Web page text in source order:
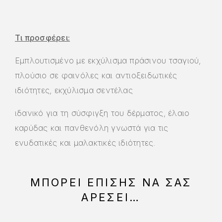
Τι προσφέρει:
Εμπλουτισμένο με εκχύλισμα πράσινου τσαγιού,
πλούσιο σε φαινόλες και αντιοξειδωτικές
ιδιότητες, εκχύλισμα σεντέλας
ιδανικό για τη σύσφιγξη του δέρματος, έλαιο
καρύδας και πανθενόλη γνωστά για τις
ενυδατικές και μαλακτικές ιδιότητες.
ΜΠΟΡΕΊ ΕΠΊΣΗΣ ΝΑ ΣΑΣ
ΑΡΈΣΕΙ…